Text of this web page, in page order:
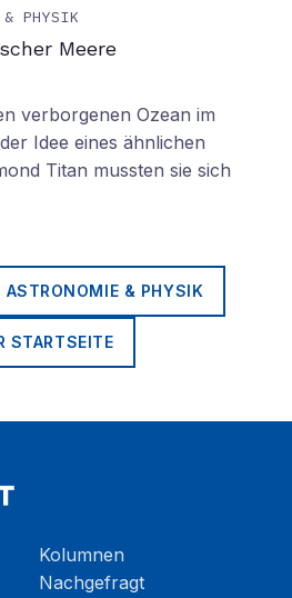
& PHYSIK
Meere
verborgenen Ozean im
Idee eines ähnlichen
Titan mussten sie sich
ASTRONOMIE & PHYSIK
STARTSEITE
Kolumnen
Nachgefragt